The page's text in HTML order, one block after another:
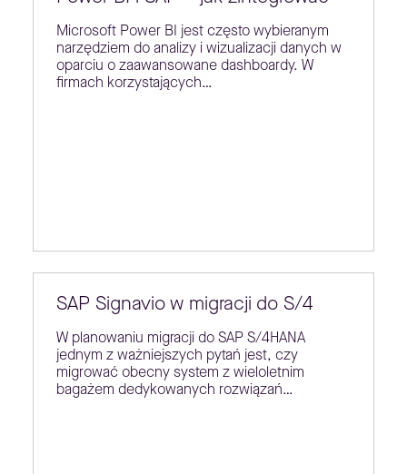
Microsoft Power BI jest często wybieranym
narzędziem do analizy i wizualizacji danych w
oparciu o zaawansowane dashboardy. W
firmach korzystających…
SAP Signavio w migracji do S/4
W planowaniu migracji do SAP S/4HANA
jednym z ważniejszych pytań jest, czy
migrować obecny system z wieloletnim
bagażem dedykowanych rozwiązań…